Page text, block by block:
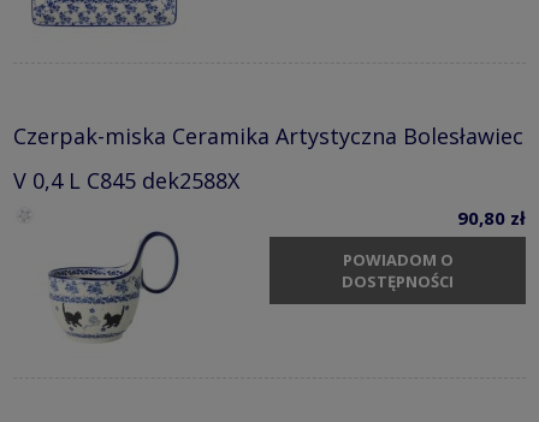
Czerpak-miska Ceramika Artystyczna Bolesławiec
V 0,4 L C845 dek2588X
90,80 zł
POWIADOM O
DOSTĘPNOŚCI